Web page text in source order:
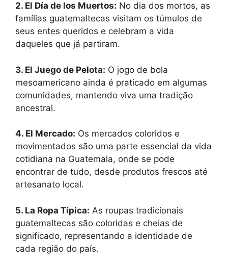
2. El Día de los Muertos: No dia dos mortos, as
famílias guatemaltecas visitam os túmulos de
seus entes queridos e celebram a vida
daqueles que já partiram.
3. El Juego de Pelota: O jogo de bola
mesoamericano ainda é praticado em algumas
comunidades, mantendo viva uma tradição
ancestral.
4. El Mercado: Os mercados coloridos e
movimentados são uma parte essencial da vida
cotidiana na Guatemala, onde se pode
encontrar de tudo, desde produtos frescos até
artesanato local.
5. La Ropa Típica: As roupas tradicionais
guatemaltecas são coloridas e cheias de
significado, representando a identidade de
cada região do país.